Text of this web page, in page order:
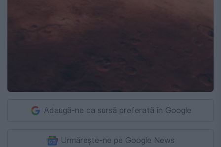
Adaugă-ne ca sursă preferată în Google
Urmărește-ne pe Google News